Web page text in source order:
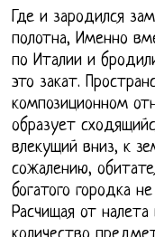
Где и зародился
полотна, Именно
по Италии и
это закат.
композиционном
образует
влекущий вниз, к
сожалению,
богатого городка
Расчищая от